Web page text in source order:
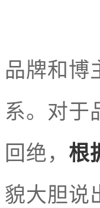
品牌和博
系。对于
回绝， 根
貌大胆说